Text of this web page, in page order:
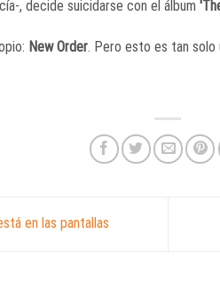
, decide suicidarse con el álbum
New Order. Pero esto es tan solo
en las pantallas